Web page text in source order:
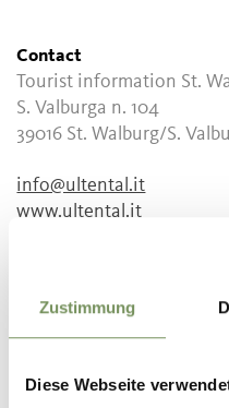
Zustimmung
Diese Webseite
Contact
Tourist information St.
S. Valburga n. 104
39016 St. Walburg/S.
info@ultental.it
www.ultental.it
all-season